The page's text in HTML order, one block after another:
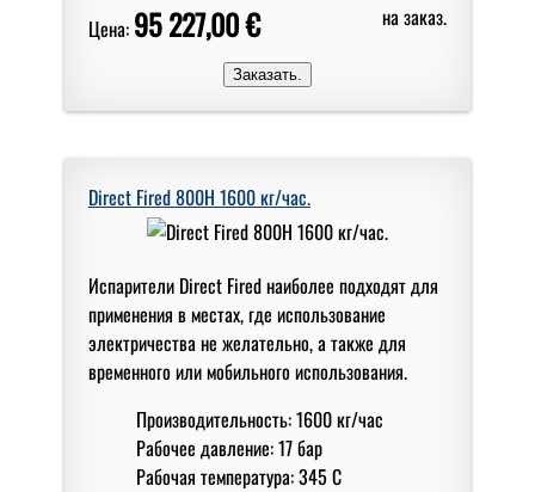
Цена: 95 227,00 € на заказ.
Direct Fired 800H 1600 кг/чаc.
Испарители Direct Fired наиболее подходят для
применения в местах, где использование
электричества не желательно, а также для
временного или мобильного использования.
Производительность: 1600 кг/час
Рабочее давление: 17 бар
Рабочая температура: 345 С